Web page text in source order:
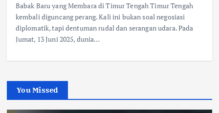
Babak Baru yang Membara di Timur Tengah Timur Tengah
kembali diguncang perang. Kali ini bukan soal negosiasi
diplomatik, tapi dentuman rudal dan serangan udara. Pada
Jumat, 13 Juni 2025, dunia…
You Missed